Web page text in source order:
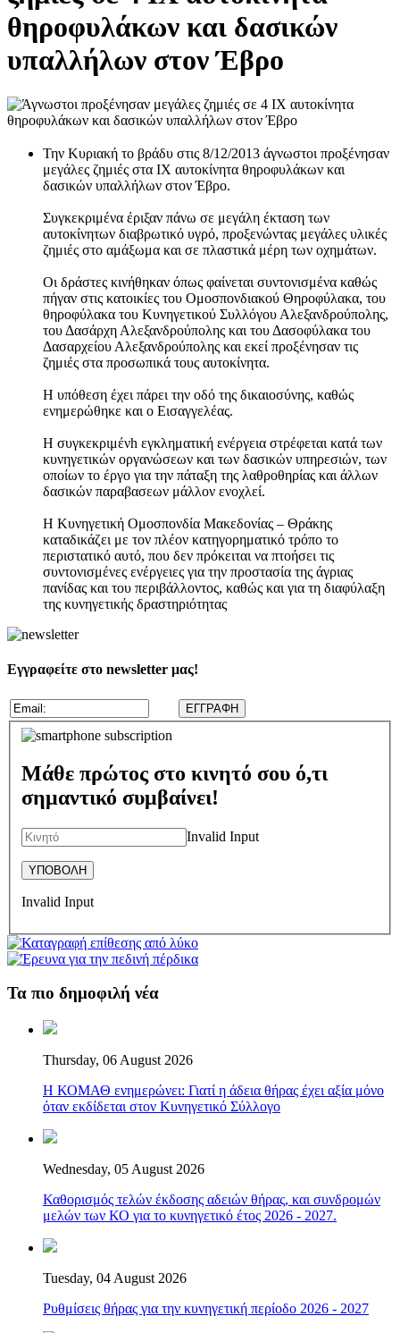
θηροφυλάκων και δασικών
υπαλλήλων στον Έβρο
Την Κυριακή το βράδυ στις 8/12/2013 άγνωστοι προξένησαν
μεγάλες ζημιές στα ΙΧ αυτοκίνητα θηροφυλάκων και
δασικών υπαλλήλων στον Έβρο.
Συγκεκριμένα έριξαν πάνω σε μεγάλη έκταση των
αυτοκίνητων διαβρωτικό υγρό, προξενώντας μεγάλες υλικές
ζημιές στο αμάξωμα και σε πλαστικά μέρη των οχημάτων.
Οι δράστες κινήθηκαν όπως φαίνεται συντονισμένα καθώς
πήγαν στις κατοικίες του Ομοσπονδιακού Θηροφύλακα, του
θηροφύλακα του Κυνηγετικού Συλλόγου Αλεξανδρούπολης,
του Δασάρχη Αλεξανδρούπολης και του Δασοφύλακα του
Δασαρχείου Αλεξανδρούπολης και εκεί προξένησαν τις
ζημιές στα προσωπικά τους αυτοκίνητα.
Η υπόθεση έχει πάρει την οδό της δικαιοσύνης, καθώς
ενημερώθηκε και ο Εισαγγελέας.
H συγκεκριμένh εγκληματική ενέργεια στρέφεται κατά των
κυνηγετικών οργανώσεων και των δασικών υπηρεσιών, των
οποίων το έργο για την πάταξη της λαθροθηρίας και άλλων
δασικών παραβασεων μάλλον ενοχλεί.
Η Κυνηγετική Ομοσπονδία Μακεδονίας – Θράκης
καταδικάζει με τον πλέον κατηγορηματικό τρόπο το
περιστατικό αυτό, που δεν πρόκειται να πτοήσει τις
συντονισμένες ενέργειες για την προστασία της άγριας
πανίδας και του περιβάλλοντος, καθώς και για τη διαφύλαξη
της κυνηγετικής δραστηριότητας
Εγγραφείτε στο newsletter μας!
Μάθε πρώτος στο κινητό σου ό,τι
σημαντικό συμβαίνει!
Invalid Input
Invalid Input
Τα πιο δημοφιλή νέα
Thursday, 06 August 2026
Η ΚΟΜΑΘ ενημερώνει: Γιατί η άδεια θήρας έχει αξία μόνο
όταν εκδίδεται στον Κυνηγετικό Σύλλογο
Wednesday, 05 August 2026
Καθορισμός τελών έκδοσης αδειών θήρας, και συνδρομών
μελών των ΚΟ για το κυνηγετικό έτος 2026 - 2027.
Tuesday, 04 August 2026
Ρυθμίσεις θήρας για την κυνηγετική περίοδο 2026 - 2027